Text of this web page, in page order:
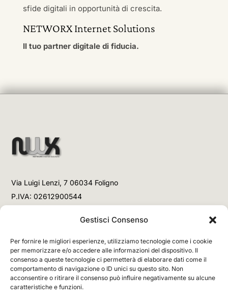
Gestisci Consenso
Per fornire le migliori esperienze, utilizziamo tecnologie come i cookie
per memorizzare e/o accedere alle informazioni del dispositivo. Il
consenso a queste tecnologie ci permetterà di elaborare dati come il
comportamento di navigazione o ID unici su questo sito. Non
acconsentire o ritirare il consenso può influire negativamente su alcune
caratteristiche e funzioni.
sfide digitali in opportunità di crescita.
NETWORX Internet Solutions
Il tuo partner digitale di fiducia.
Via Luigi Lenzi, 7 06034 Foligno
P.IVA: 02612900544
+39 3477853708 (Chiamata)
Email
info@networx.it